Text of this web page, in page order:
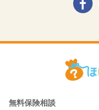
無料保険相談